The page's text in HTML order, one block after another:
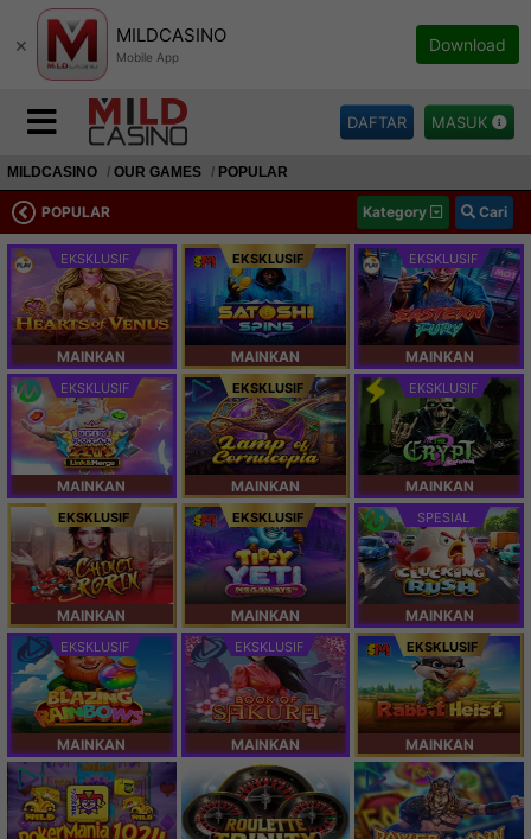
× MILDCASINO
Mobile App
Download
DAFTAR MASUK
MILDCASINO OUR GAMES POPULAR
POPULAR Kategory Cari
EKSKLUSIF
MAINKAN
EKSKLUSIF
MAINKAN
EKSKLUSIF
MAINKAN
EKSKLUSIF
MAINKAN
EKSKLUSIF
MAINKAN
EKSKLUSIF
MAINKAN
EKSKLUSIF
MAINKAN
EKSKLUSIF
MAINKAN
SPESIAL
MAINKAN
EKSKLUSIF
MAINKAN
EKSKLUSIF
MAINKAN
EKSKLUSIF
MAINKAN